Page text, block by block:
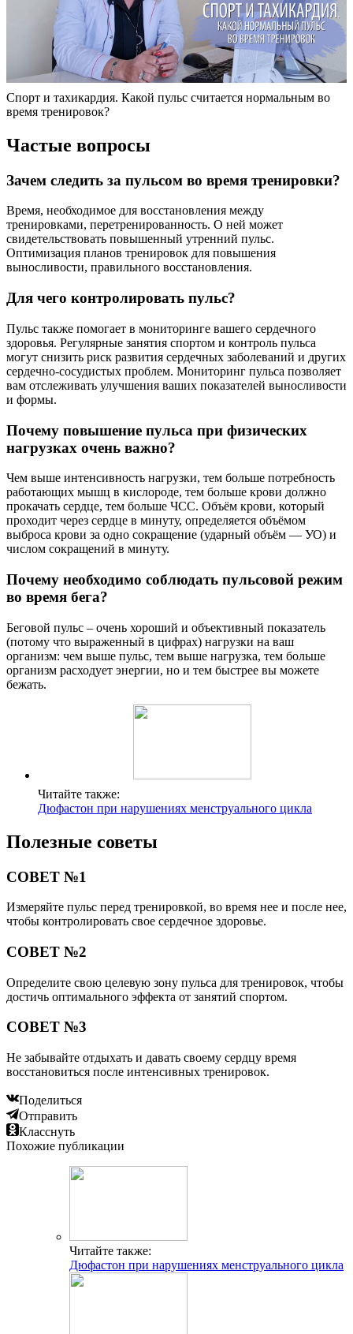
Спорт и тахикардия. Какой пульс считается нормальным во
время тренировок?
Частые вопросы
Зачем следить за пульсом во время тренировки?
Время, необходимое для восстановления между
тренировками, перетренированность. О ней может
свидетельствовать повышенный утренний пульс.
Оптимизация планов тренировок для повышения
выносливости, правильного восстановления.
Для чего контролировать пульс?
Пульс также помогает в мониторинге вашего сердечного
здоровья. Регулярные занятия спортом и контроль пульса
могут снизить риск развития сердечных заболеваний и других
сердечно-сосудистых проблем. Мониторинг пульса позволяет
вам отслеживать улучшения ваших показателей выносливости
и формы.
Почему повышение пульса при физических
нагрузках очень важно?
Чем выше интенсивность нагрузки, тем больше потребность
работающих мышц в кислороде, тем больше крови должно
прокачать сердце, тем больше ЧСС. Объём крови, который
проходит через сердце в минуту, определяется объёмом
выброса крови за одно сокращение (ударный объём — УО) и
числом сокращений в минуту.
Почему необходимо соблюдать пульсовой режим
во время бега?
Беговой пульс – очень хороший и объективный показатель
(потому что выраженный в цифрах) нагрузки на ваш
организм: чем выше пульс, тем выше нагрузка, тем больше
организм расходует энергии, но и тем быстрее вы можете
бежать.
Читайте также:
Дюфастон при нарушениях менструального цикла
Полезные советы
СОВЕТ №1
Измеряйте пульс перед тренировкой, во время нее и после нее,
чтобы контролировать свое сердечное здоровье.
СОВЕТ №2
Определите свою целевую зону пульса для тренировок, чтобы
достичь оптимального эффекта от занятий спортом.
СОВЕТ №3
Не забывайте отдыхать и давать своему сердцу время
восстановиться после интенсивных тренировок.
Поделиться
Отправить
Класснуть
Похожие публикации
Читайте также:
Дюфастон при нарушениях менструального цикла